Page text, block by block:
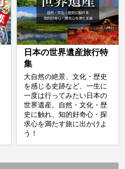
日本の世界遺産旅行特
集
大自然の絶景、文化・歴史
を感じる史跡など、一生に
一度は行ってみたい日本の
世界遺産。自然・文化・歴
史に触れ、知的好奇心・探
求心を満たす旅に出かけよ
う！